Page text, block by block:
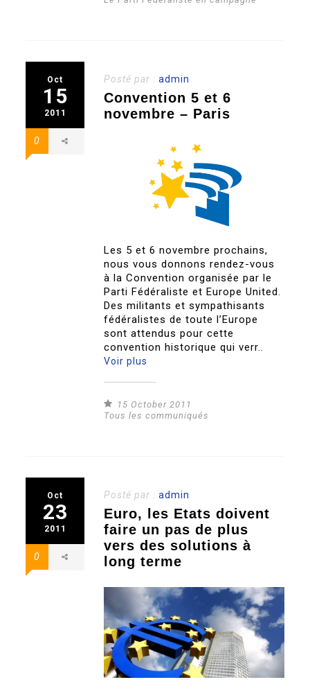
Oct
15
2011
0
Posté par :admin
Convention 5 et 6
novembre – Paris
Les 5 et 6 novembre prochains,
nous vous donnons rendez-vous
à la Convention organisée par le
Parti Fédéraliste et Europe United.
Des militants et sympathisants
fédéralistes de toute l’Europe
sont attendus pour cette
convention historique qui verr..
Voir plus
15 October 2011
Tous les communiqués
Oct
23
2011
0
Posté par :admin
Euro, les Etats doivent
faire un pas de plus
vers des solutions à
long terme